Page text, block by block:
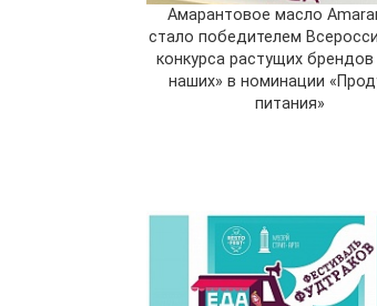
Амарантовое масло
стало победителем
конкурса растущих брендов
наших» в номинации
питания»